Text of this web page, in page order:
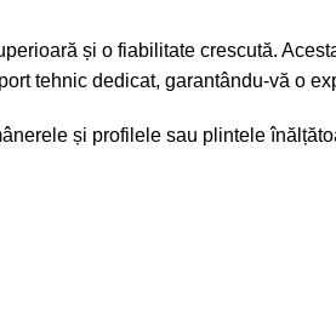
și o fiabilitate crescută.
tehnic dedicat, garantându-vă o
și profilele sau plintele